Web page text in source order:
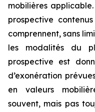
mobilières
prospective
comprennent, sans
les modalités du
prospective est
d’exonération
en valeurs
souvent, mais pas